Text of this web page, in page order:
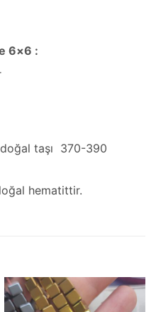
6×6 :
taşı 370-390
hematittir.